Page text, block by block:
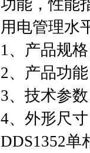
功能，性能
用电管理水
1、产品规格
2、产品功能
3、技术参数
4、外形尺
DDS1352单